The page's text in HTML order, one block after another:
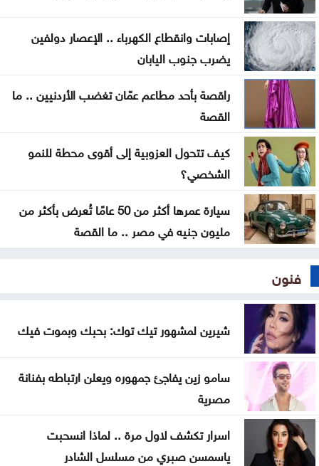
ترمب للعالم .. توكلو ع الله بصير خير
ابن طرابزون .. تفاعل مصري وعربي واسع مع استقبال
صلاح
الرئاسة التركية تطلق حملة إعلامية خاصة بـاتفاقية مكة
إصابات وانقطاع الكهرباء .. الإعصار دولفين
يضرب جنوب اليابان
راقصة بأحد مطاعم عمّان تغضب الأردنيين .. ما
القصة
كيف تتحول العزوبية إلى أقوى محطة للنمو
الشخصي؟
سيارة عمرها أكثر من 50 عامًا تُعرض بأكثر من
مليون جنيه في مصر .. ما القصة
فنون
شيرين لمشهور تيك توك: بحبك وبموت فيك
سامو زين يفاجئ جمهوره ويعلن ارتباطه بفنانة
مصرية
اسرار تكشف لاول مرة .. لماذا انسحبت
ياسمسن صبري من مسلسل الشادر